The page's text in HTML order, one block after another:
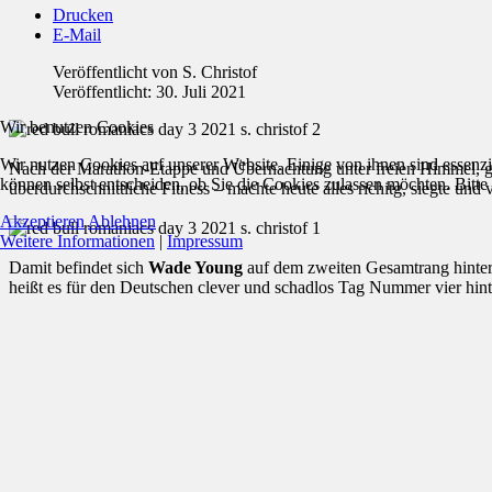
Drucken
E-Mail
Veröffentlicht von S. Christof
Veröffentlicht: 30. Juli 2021
Nach der Marathon-Etappe und Übernachtung unter freien Himmel,
überdurchschnittliche Fitness – machte heute alles richitg, siegte
Damit befindet sich Wade Young auf dem zweiten Gesamtrang
heißt es für den Deutschen clever und schadlos Tag Nummer vier
Wir benutzen Cookies
Wir nutzen Cookies auf unserer Website. Einige von ihnen sind
können selbst entscheiden, ob Sie die Cookies zulassen möchten.
AkzeptierenAblehnen
Weitere Informationen | Impressum